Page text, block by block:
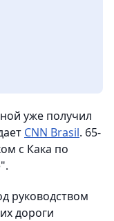
уже получил
CNN Brasil. 65-
с Кака по
руководством
дороги